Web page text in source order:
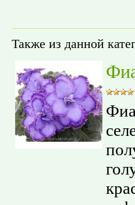
Также из данной